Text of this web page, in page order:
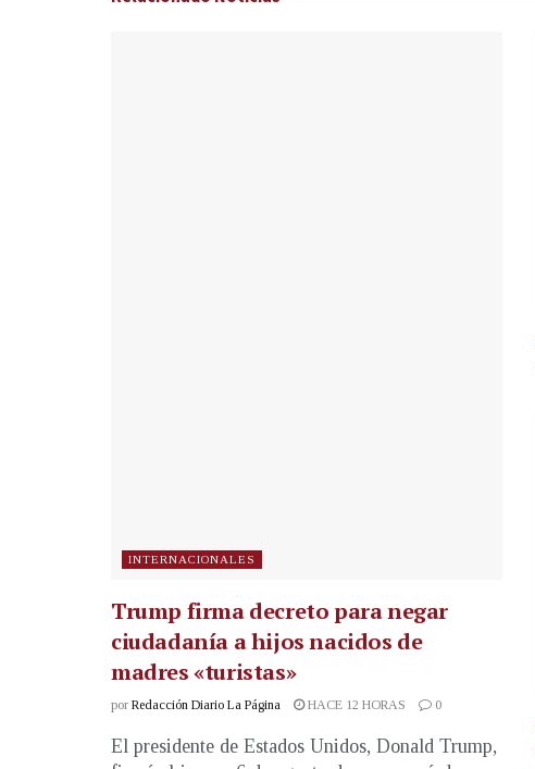
INTERNACIONALES
Trump firma decreto para negar
ciudadanía a hijos nacidos de
madres «turistas»
por Redacción Diario La Página HACE 12 HORAS 0
El presidente de Estados Unidos, Donald Trump,